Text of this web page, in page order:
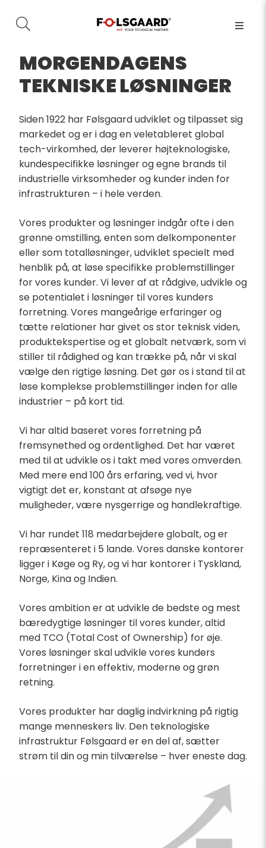
MORGENDAGENS
TEKNISKE LØSNINGER
Siden 1922 har Følsgaard udviklet og tilpasset sig
markedet og er i dag en veletableret global
tech-virkomhed, der leverer højteknologiske,
kundespecifikke løsninger og egne brands til
industrielle virksomheder og kunder inden for
infrastrukturen – i hele verden.
Vores produkter og løsninger indgår ofte i den
grønne omstilling, enten som delkomponenter
eller som totalløsninger, udviklet specielt med
henblik på, at løse specifikke problemstillinger
for vores kunder. Vi lever af at rådgive, udvikle og
se potentialet i løsninger til vores kunders
forretning. Vores mangeårige erfaringer og
tætte relationer har givet os stor teknisk viden,
produktekspertise og et globalt netværk, som vi
stiller til rådighed og kan trække på, når vi skal
vælge den rigtige løsning. Det gør os i stand til at
løse komplekse problemstillinger inden for alle
industrier – på kort tid.
Vi har altid baseret vores forretning på
fremsynethed og ordentlighed. Det har været
med til at udvikle os i takt med vores omverden.
Med mere end 100 års erfaring, ved vi, hvor
vigtigt det er, konstant at afsøge nye
muligheder, være nysgerrige og handlekraftige.
Vi har rundet 118 medarbejdere globalt, og er
repræsenteret i 5 lande. Vores danske kontorer
ligger i Køge og Ry, og vi har kontorer i Tyskland,
Norge, Kina og Indien.
Vores ambition er at udvikle de bedste og mest
bæredygtige løsninger til vores kunder, altid
med TCO (Total Cost of Ownership) for øje.
Vores løsninger skal udvikle vores kunders
forretninger i en effektiv, moderne og grøn
retning.
Vores produkter har daglig indvirkning på rigtig
mange menneskers liv. Den teknologiske
infrastruktur Følsgaard er en del af, sætter
strøm til din og min tilværelse – hver eneste dag.